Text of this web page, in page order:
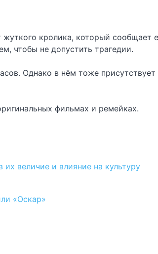
кролика, который сообщает
чтобы не допустить трагедии.
Однако в нём тоже присутствует
фильмах и ремейках.
величие и влияние на культуру
«Оскар»